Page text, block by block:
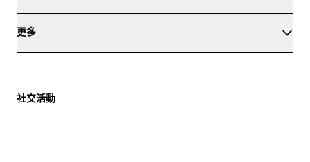
更多
社交活動